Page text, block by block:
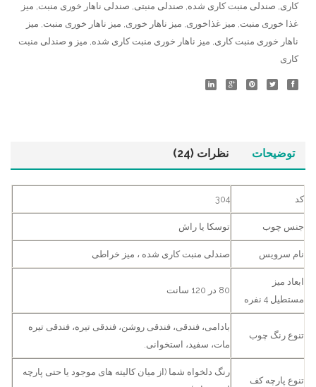
کاری, صندلی منبت کاری شده, صندلی منبتی, صندلی ناهار خوری منبت, میز
غذا خوری منبت, میز غذاخوری, میز ناهار خوری, میز ناهار خوری منبت, میز
ناهار خوری منبت کاری, میز ناهار خوری منبت کاری شده, میز و صندلی منبت
کاری
توضیحات نظرات (24)
کد 304
جنس چوب توسکا یا راش
نام سرویس صندلی منبت کاری شده ، میز خراطی
ابعاد میز
مستطیل 4 نفره
80 در 120 سانت
تنوع رنگ چوب
بادامی، فندقی، فندقی روشن، فندقی تیره، فندقی تیره
مات، سفید، استخوانی.
تنوع پارچه کف
رنگ دلخواه شما (از میان کالیته های موجود یا حتی پارچه